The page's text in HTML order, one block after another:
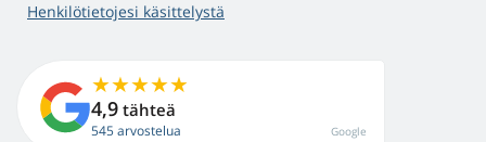
Henkilötietojesi käsittelystä
4,9 tähteä
545 arvostelua Google